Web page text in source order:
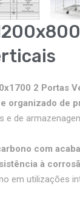
2 Portas
organizado de
e de
com
à
em utilizações